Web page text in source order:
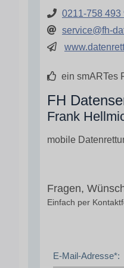
0211-758 493
service@fh-
ein smARTes
FH
Frank
mobile
Fragen,
Einfach per
E-Mail-Adresse*: